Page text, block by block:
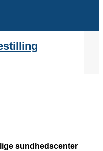
sundhedscenter